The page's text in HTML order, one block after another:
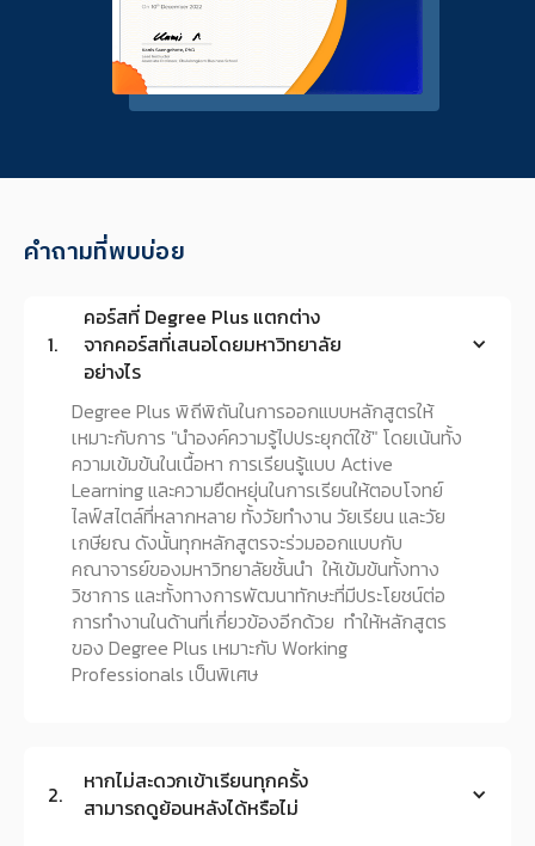
คำถามที่พบบ่อย
1.
คอร์สที่ Degree Plus แตกต่าง
จากคอร์สที่เสนอโดยมหาวิทยาลัย
อย่างไร
Degree Plus พิถีพิถันในการออกแบบหลักสูตรให้
เหมาะกับการ "นำองค์ความรู้ไปประยุกต์ใช้" โดยเน้นทั้ง
ความเข้มข้นในเนื้อหา การเรียนรู้แบบ Active
Learning และความยืดหยุ่นในการเรียนให้ตอบโจทย์
ไลฟ์สไตล์ที่หลากหลาย ทั้งวัยทำงาน วัยเรียน และวัย
เกษียณ ดังนั้นทุกหลักสูตรจะร่วมออกแบบกับ
คณาจารย์ของมหาวิทยาลัยชั้นนำ ให้เข้มข้นทั้งทาง
วิชาการ และทั้งทางการพัฒนาทักษะที่มีประโยชน์ต่อ
การทำงานในด้านที่เกี่ยวข้องอีกด้วย ทำให้หลักสูตร
ของ Degree Plus เหมาะกับ Working
Professionals เป็นพิเศษ
2.
หากไม่สะดวกเข้าเรียนทุกครั้ง
สามารถดูย้อนหลังได้หรือไม่